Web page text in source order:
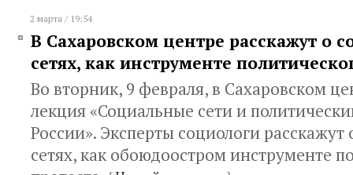
2 марта / 19:54
В Сахаровском центре расскажут о
сетях, как инструменте
Во вторник, 9 февраля, в Сахаровском
лекция «Социальные сети и
России». Эксперты социологи
сетях, как обоюдоостром инструменте